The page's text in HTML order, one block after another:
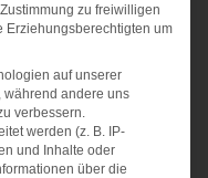
zu freiwilligen
Erziehungsberechtigten um
auf unserer
während andere uns
verbessern.
werden (z. B. IP-
und Inhalte oder
über die